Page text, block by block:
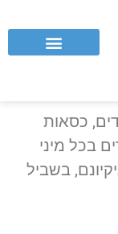
כסאות
בכל מיני
בשביל